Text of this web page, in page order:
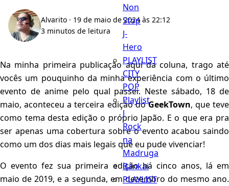
Non
Stop
J-
Hero
PLAYLIST
CITY
POP
Playlist
J
Rock
na
Madruga
Bankai
PLAYLIST
Alvarito · 19 de maio de 2024 às 22:12
3 minutos de leitura
Na minha primeira publicação aqui da coluna, trago até
vocês um pouquinho da minha experiência com o último
evento de anime pelo qual passei. Neste sábado, 18 de
maio, aconteceu a terceira edição doGeekTown, que teve
como tema desta edição o próprio Japão. E o que era pra
ser apenas uma cobertura sobre o evento acabou saindo
como um dos dias mais legais que eu pude vivenciar!
O evento fez sua primeira edição há cinco anos, lá em
maio de 2019, e a segunda, em dezembro do mesmo ano.